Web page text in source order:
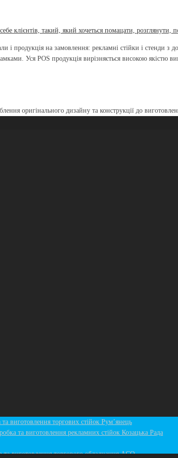
клієнтів, такий, який хочеться помацати, розглянути,
і продукція на замовлення: рекламні стійки і стенди з
Уся POS продукція вирізняється високою якістю
оригінального дизайну та конструкції до
та виготовлення торгових стiйок Рум’янець
та виготовлення рекламних стійок Козацька Рада
та виготовлення торгового обладнання ACO